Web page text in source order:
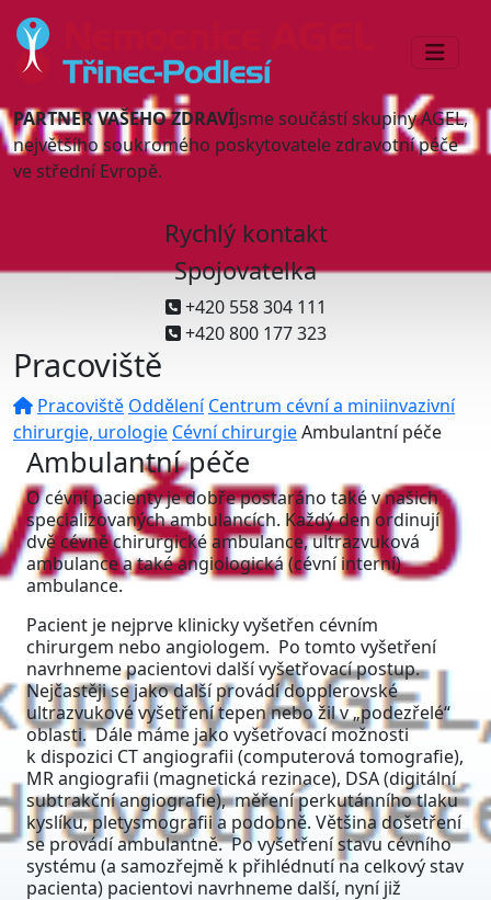
PARTNER VAŠEHO ZDRAVÍJsme součástí skupiny AGEL,
největšího soukromého poskytovatele zdravotní péče
ve střední Evropě.
Rychlý kontakt
Spojovatelka
+420 558 304 111
+420 800 177 323
Pracoviště
Pracoviště Oddělení Centrum cévní a miniinvazivní
chirurgie, urologie Cévní chirurgieAmbulantní péče
Ambulantní péče
O cévní pacienty je dobře postaráno také v našich
specializovaných ambulancích. Každý den ordinují
dvě cévně chirurgické ambulance, ultrazvuková
ambulance a také angiologická (cévní interní)
ambulance.
Pacient je nejprve klinicky vyšetřen cévním
chirurgem nebo angiologem. Po tomto vyšetření
navrhneme pacientovi další vyšetřovací postup.
Nejčastěji se jako další provádí dopplerovské
ultrazvukové vyšetření tepen nebo žil v „podezřelé“
oblasti. Dále máme jako vyšetřovací možnosti
k dispozici CT angiografii (computerová tomografie),
MR angiografii (magnetická rezinace), DSA (digitální
subtrakční angiografie), měření perkutánního tlaku
kyslíku, pletysmografii a podobně. Většina došetření
se provádí ambulantně. Po vyšetření stavu cévního
systému (a samozřejmě k přihlédnutí na celkový stav
pacienta) pacientovi navrhneme další, nyní již